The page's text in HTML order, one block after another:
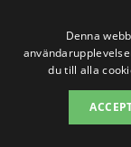
Få 3Denna
du till alla